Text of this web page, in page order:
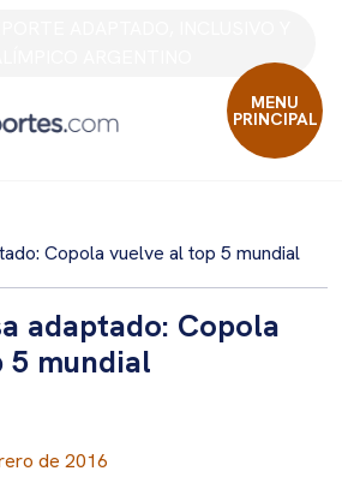
MENU
PRINCIPAL
Copola vuelve al top 5 mundial
adaptado: Copola
mundial
de 2016